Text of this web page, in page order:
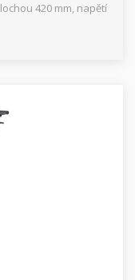
420 mm, napětí